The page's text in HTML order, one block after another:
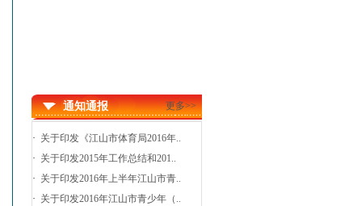
通知通报 更多>>
关于印发《江山市体育局2016年..
关于印发2015年工作总结和201..
关于印发2016年上半年江山市青..
关于印发2016年江山市青少年（..